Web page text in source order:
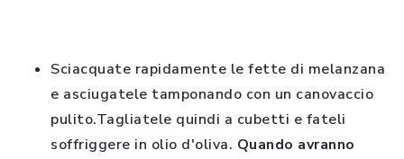
Sciacquate rapidamente le fette di melanzana
e asciugatele tamponando con un canovaccio
pulito.Tagliatele quindi a cubetti e fateli
soffriggere in olio d'oliva. Quando avranno